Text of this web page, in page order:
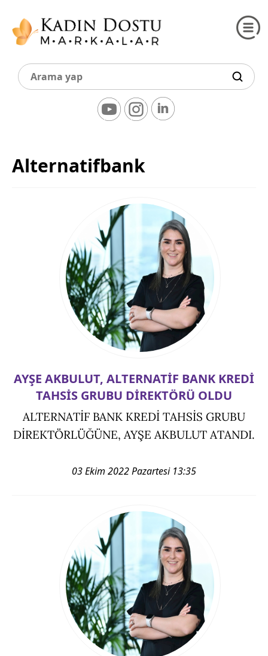
Alternatifbank
AYŞE AKBULUT, ALTERNATİF BANK KREDİ
TAHSİS GRUBU DİREKTÖRÜ OLDU
ALTERNATİF BANK KREDİ TAHSİS GRUBU
DİREKTÖRLÜĞÜNE, AYŞE AKBULUT ATANDI.
03 Ekim 2022 Pazartesi 13:35